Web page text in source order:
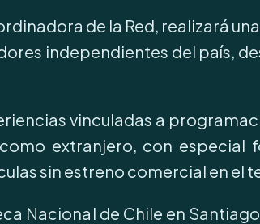
de la Red, realizará
independientes del país,
vinculadas a
extranjero, con especial
sin estreno comercial en el
Nacional de Chile en